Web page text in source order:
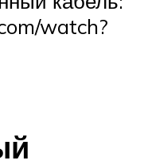
watch?